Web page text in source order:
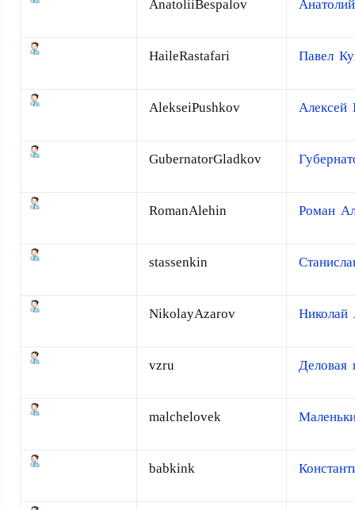
AnatoliiBespalov
HaileRastafari Павел
AlekseiPushkov Алексей
GubernatorGladkov
RomanAlehin Роман
stassenkin
NikolayAzarov Николай
vzru Деловая
malchelovek
babkink